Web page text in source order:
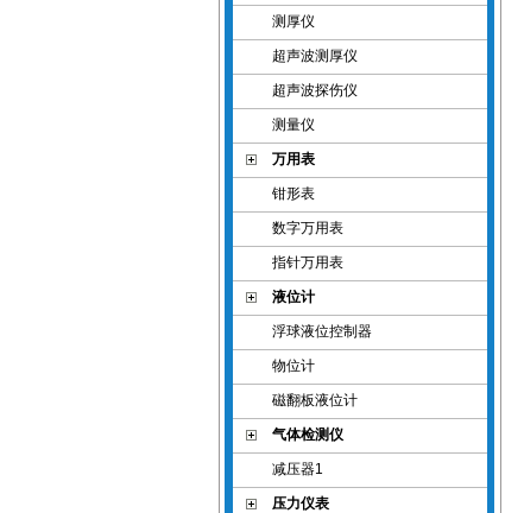
测厚仪
超声波测厚仪
超声波探伤仪
测量仪
万用表
钳形表
数字万用表
指针万用表
液位计
浮球液位控制器
物位计
磁翻板液位计
气体检测仪
减压器1
压力仪表